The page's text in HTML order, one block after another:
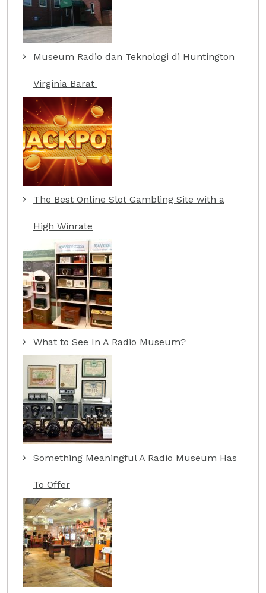
Museum Radio dan Teknologi di Huntington
Virginia Barat
The Best Online Slot Gambling Site with a
High Winrate
What to See In A Radio Museum?
Something Meaningful A Radio Museum Has
To Offer